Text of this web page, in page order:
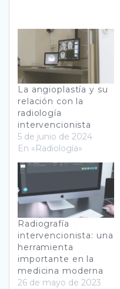
La angioplastía y su
relación con la
radiología
intervencionista
5 de junio de 2024
En «Radiología»
Radiografía
intervencionista: una
herramienta
importante en la
medicina moderna
26 de mayo de 2023